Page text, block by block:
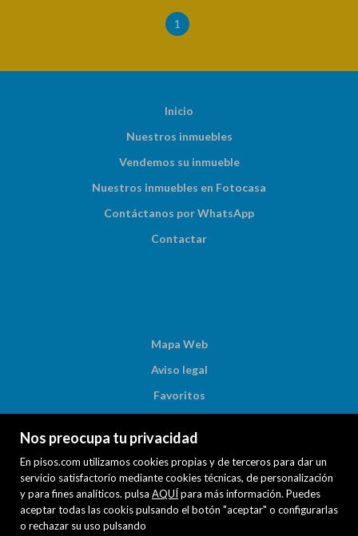
Nos preocupa tu privacidad
En pisos.com utilizamos cookies propias y de terceros para dar un
servicio satisfactorio mediante cookies técnicas, de personalización
y para fines analíticos. pulsa AQUÍ para más información. Puedes
aceptar todas las cookis pulsando el botón "aceptar" o configurarlas
o rechazar su uso pulsando
1
Inicio
Nuestros inmuebles
Vendemos su inmueble
Nuestros inmuebles en Fotocasa
Contáctanos por WhatsApp
Contactar
Mapa Web
Aviso legal
Favoritos
Noticias
Política de cookies